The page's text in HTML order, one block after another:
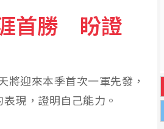
大影響首勝 盼證
將迎來本季首次一軍先發，
現，證明自己能力。